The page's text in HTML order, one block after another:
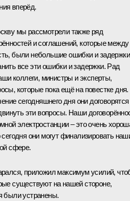
вперёд.
мы рассмотрели также ряд
и соглашений, которые между
были небольшие ошибки и
все эти ошибки и задержки. Рад
коллеги, министры и эксперты,
которые пока ещё на повестке дня.
сегодняшнего дня они договорятся
эти вопросы. Наши
электростанции – это очень
они могут финализировать
сфере.
приложил максимум усилий,
существуют на нашей стороне,
были устранены.